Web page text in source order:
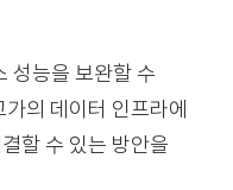
성능을 보완할 수
의 데이터 인프라에
할 수 있는 방안을